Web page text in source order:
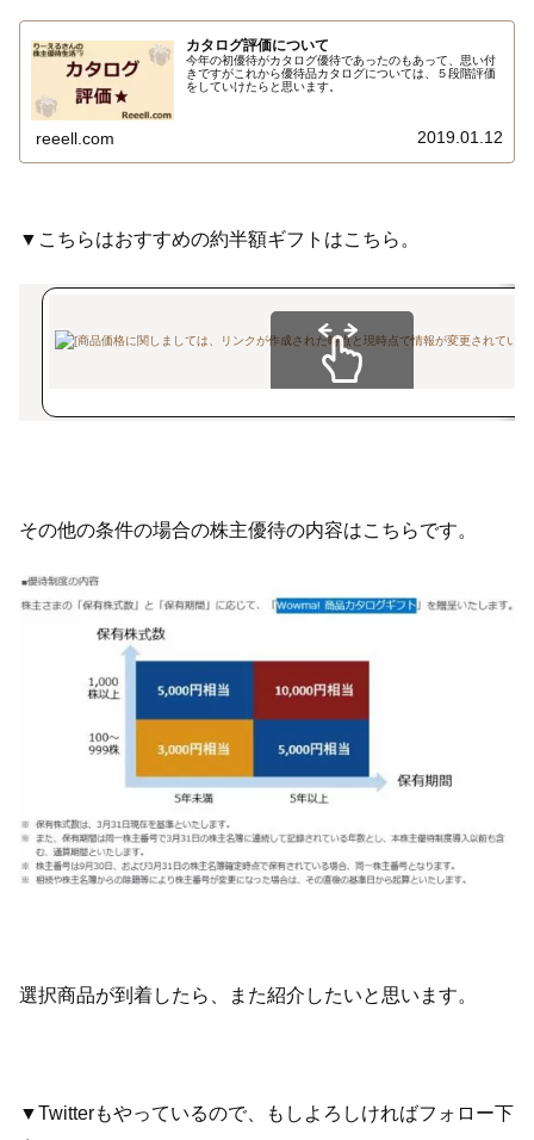
カタログ評価について
今年の初優待がカタログ優待であったのもあって、思い付
きですがこれから優待品カタログについては、５段階評価
をしていけたらと思います。
reeell.com 2019.01.12
▼こちらはおすすめの約半額ギフトはこちら。
その他の条件の場合の株主優待の内容はこちらです。
選択商品が到着したら、また紹介したいと思います。
▼Twitterもやっているので、もしよろしければフォロー下